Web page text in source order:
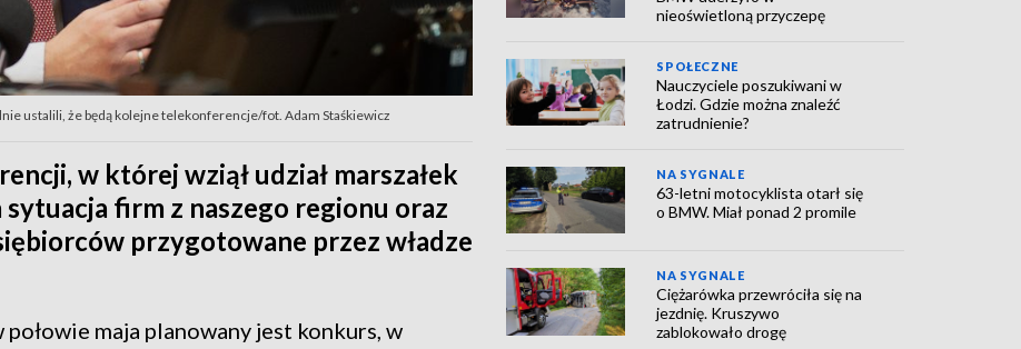
ustalili, że będą kolejne telekonferencje/fot. Adam Staśkiewicz
w której wziął udział marszałek
firm z naszego regionu oraz
przygotowane przez władze
maja planowany jest konkurs, w
nieoświetloną przyczepę
SPOŁECZNE
Nauczyciele poszukiwani w
Łodzi. Gdzie można znaleźć
zatrudnienie?
NA SYGNALE
63-letni motocyklista otarł się
o BMW. Miał ponad 2 promile
NA SYGNALE
Ciężarówka przewróciła się na
jezdnię. Kruszywo
zablokowało drogę